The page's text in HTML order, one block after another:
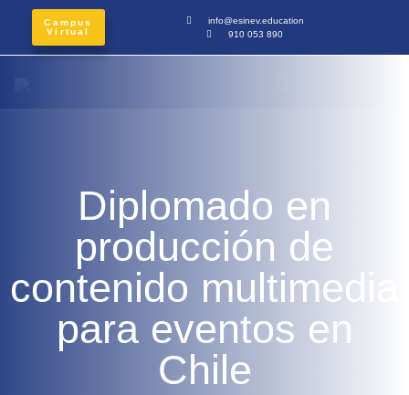
Campus
Virtual
info@esinev.education
910 053 890
Diplomado en
producción de
contenido multimedia
para eventos en
Chile